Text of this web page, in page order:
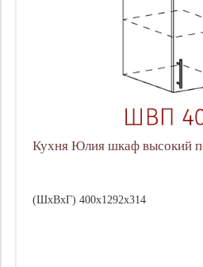
Кухня Юлия шкаф высокий
(ШхВхГ) 400х1292х314